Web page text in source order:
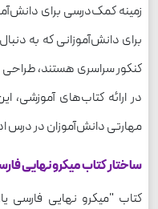
زمینه کمک‌درسی برای
برای دانش‌آموزانی که به
کنکور سراسری هستند،
در ارائه کتاب‌های آموزشی،
مهارتی دانش‌آموزان در درس
ساختار کتاب میکرو نهایی
کتاب "میکرو نهایی فارسی